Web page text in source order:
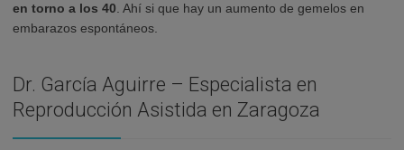
en torno a los 40. Ahí si que hay un aumento de gemelos en
embarazos espontáneos.
Dr. García Aguirre – Especialista en
Reproducción Asistida en Zaragoza